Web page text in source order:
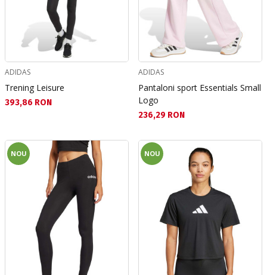
ADIDAS
Trening Leisure
Текуща цена:
393,86 RON
ADIDAS
Pantaloni sport Essentials Small
Logo
Текуща цена:
236,29 RON
NOU NOU